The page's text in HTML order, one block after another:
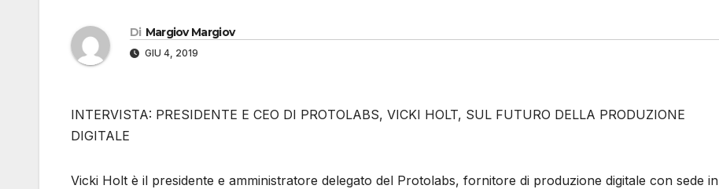
Di Margiov Margiov
GIU 4, 2019
INTERVISTA: PRESIDENTE E CEO DI PROTOLABS, VICKI HOLT, SUL FUTURO DELLA PRODUZIONE
DIGITALE
Vicki Holt è il presidente e amministratore delegato del Protolabs, fornitore di produzione digitale con sede in